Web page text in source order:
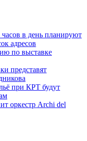
часов в день планируют
адресов
по выставке
представят
при КРТ будут
оркестр Archi del